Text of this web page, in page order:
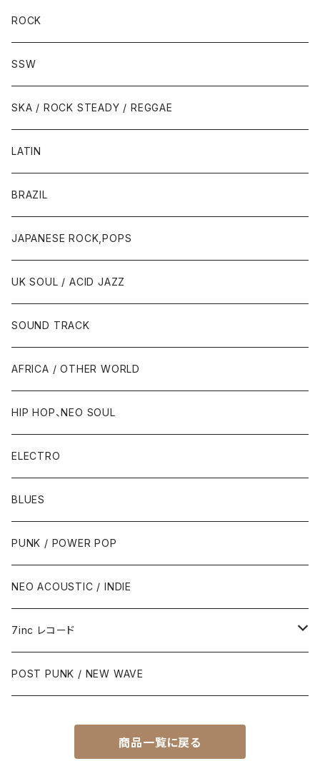
ROCK
SSW
SKA / ROCK STEADY / REGGAE
LATIN
BRAZIL
JAPANESE ROCK,POPS
UK SOUL / ACID JAZZ
SOUND TRACK
AFRICA / OTHER WORLD
HIP HOP、NEO SOUL
ELECTRO
BLUES
PUNK / POWER POP
NEO ACOUSTIC / INDIE
7inc レコード
PUNK / 2TONE
POST PUNK / NEW WAVE
商品一覧に戻る